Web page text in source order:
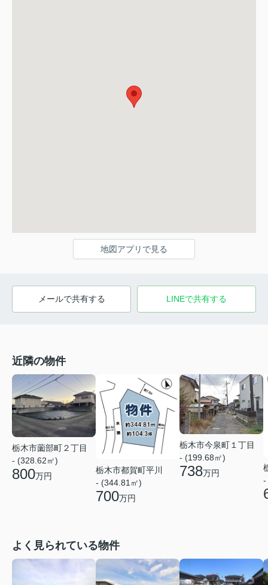
地図アプリで見る
メールで共有する LINEで共有する
近隣の物件
栃木市薗部町２丁目
- (328.62㎡)
800万円
栃木市都賀町平川
- (344.81㎡)
700万円
栃木市今泉町１丁目
- (199.68㎡)
738万円
-
よく見られている物件